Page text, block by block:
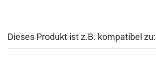
Dieses Produkt ist z.B. kompatibel zu: